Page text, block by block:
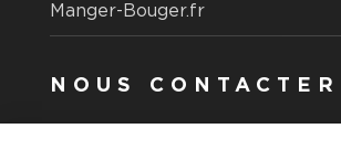
Manger-Bouger.fr
NOUS CONTACTER